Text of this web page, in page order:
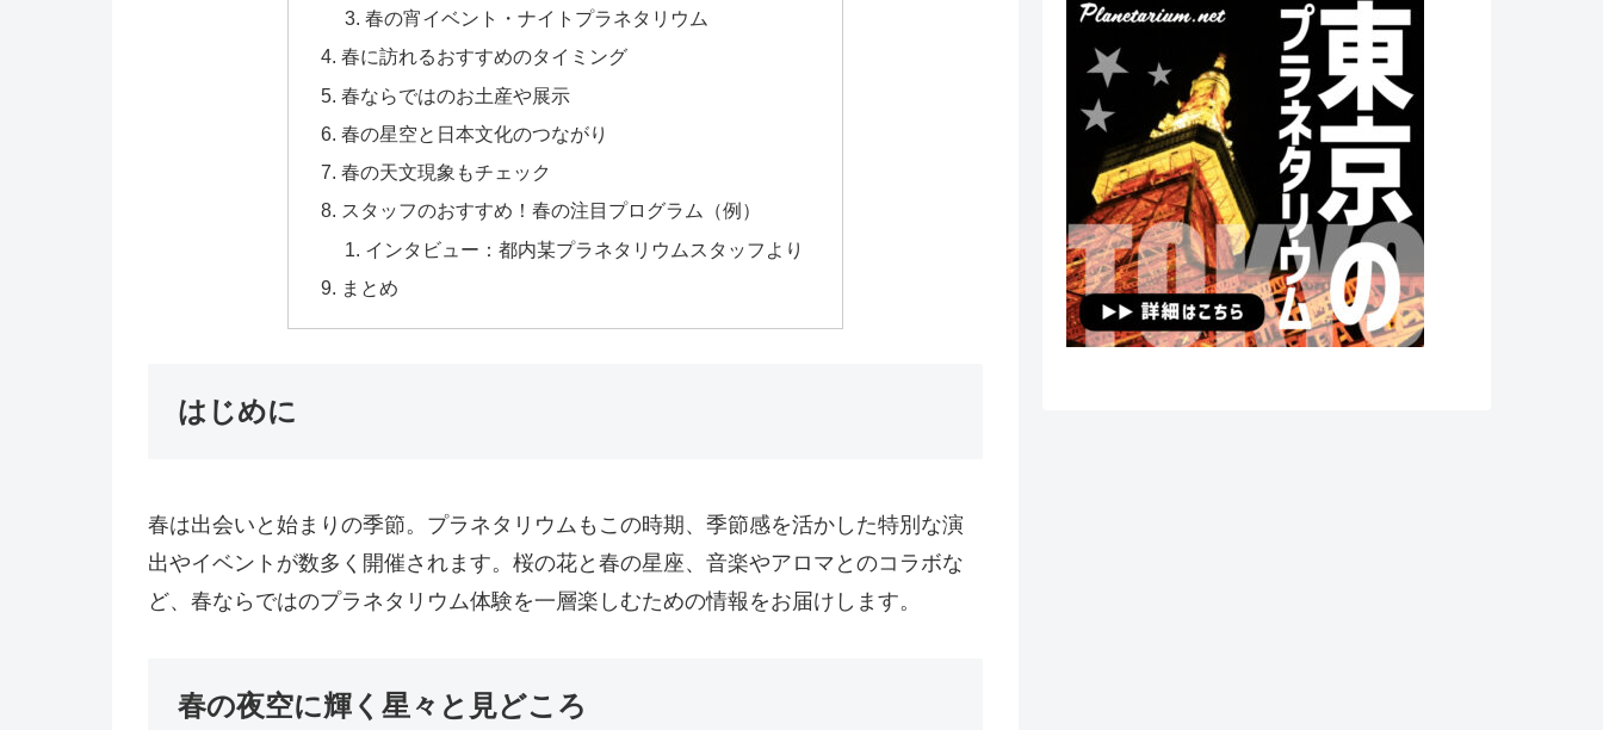
春の宵イベント・ナイトプラネタリウム
春に訪れるおすすめのタイミング
春ならではのお土産や展示
春の星空と日本文化のつながり
春の天文現象もチェック
スタッフのおすすめ！春の注目プログラム（例）
インタビュー：都内某プラネタリウムスタッフより
まとめ
はじめに
春は出会いと始まりの季節。プラネタリウムもこの時期、季節感を活かした特別な演
出やイベントが数多く開催されます。桜の花と春の星座、音楽やアロマとのコラボな
ど、春ならではのプラネタリウム体験を一層楽しむための情報をお届けします。
春の夜空に輝く星々と見どころ